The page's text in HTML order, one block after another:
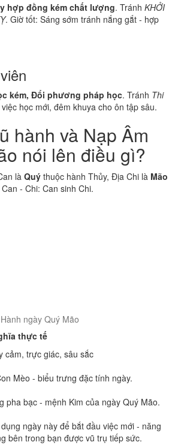
hợp đồng kém chất lượng. Tránh KHỞI
. Giờ tốt: Sáng sớm tránh nắng gắt - hợp
kém, Đổi phương pháp học. Tránh Thi
học mới, đêm khuya cho ôn tập sâu.
hành và Nạp Âm
nói lên điều gì?
là Quý thuộc hành Thủy, Địa Chi là Mão
- Chi: Can sinh Chi.
ngày Quý Mão
thực tế
cảm, trực giác, sâu sắc
Mèo - biểu trưng đặc tính ngày.
pha bạc - mệnh Kim của ngày Quý Mão.
ngày này để bắt đầu việc mới - năng
bên trong bạn được vũ trụ tiếp sức.